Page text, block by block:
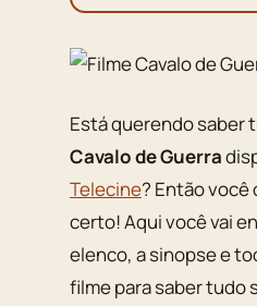
Está querendo saber
Cavalo de Guerra
Telecine? Então você
certo! Aqui você vai
elenco, a sinopse e
filme para saber tudo